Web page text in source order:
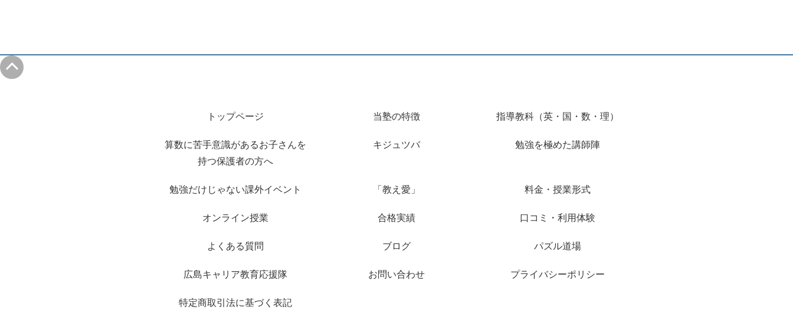
トップページ 当塾の特徴 指導教科（英・国・数・理）
算数に苦手意識があるお子さんを
持つ保護者の方へ
キジュツバ 勉強を極めた講師陣
勉強だけじゃない課外イベント 「教え愛」 料金・授業形式
オンライン授業 合格実績 口コミ・利用体験
よくある質問 ブログ パズル道場
広島キャリア教育応援隊 お問い合わせ プライバシーポリシー
特定商取引法に基づく表記